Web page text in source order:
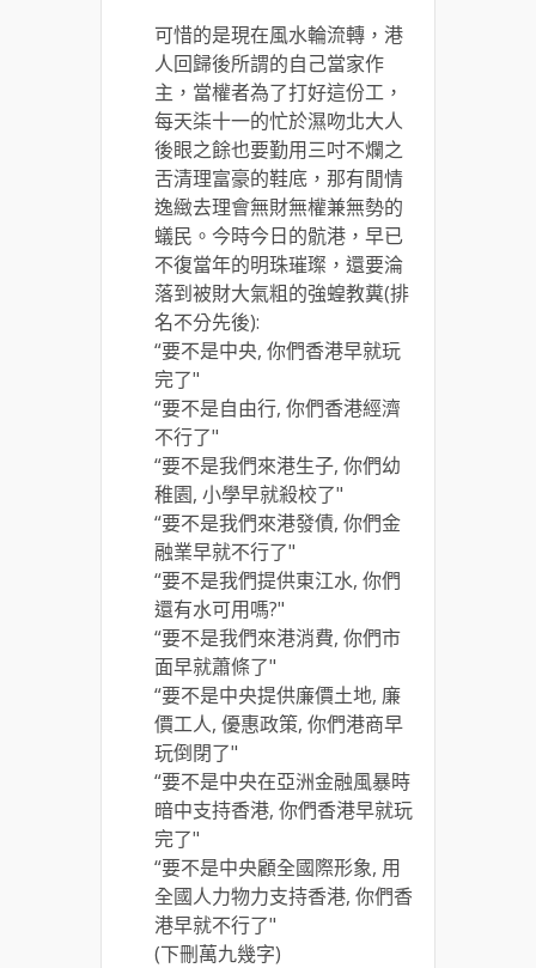
可惜的是現在風水輪流轉，港
人回歸後所謂的自己當家作
主，當權者為了打好這份工，
每天柒十一的忙於濕吻北大人
後眼之餘也要勤用三吋不爛之
舌清理富豪的鞋底，那有閒情
逸緻去理會無財無權兼無勢的
蟻民。今時今日的骯港，早已
不復當年的明珠璀璨，還要淪
落到被財大氣粗的強蝗教糞(排
名不分先後):
“要不是中央, 你們香港早就玩
完了"
“要不是自由行, 你們香港經濟
不行了"
“要不是我們來港生子, 你們幼
稚園, 小學早就殺校了"
“要不是我們來港發債, 你們金
融業早就不行了"
“要不是我們提供東江水, 你們
還有水可用嗎?"
“要不是我們來港消費, 你們市
面早就蕭條了"
“要不是中央提供廉價土地, 廉
價工人, 優惠政策, 你們港商早
玩倒閉了"
“要不是中央在亞洲金融風暴時
暗中支持香港, 你們香港早就玩
完了"
“要不是中央顧全國際形象, 用
全國人力物力支持香港, 你們香
港早就不行了"
(下刪萬九幾字)